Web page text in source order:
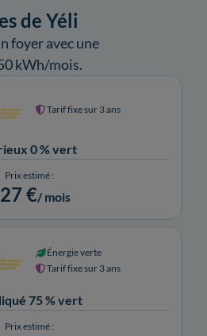
de Yéli
foyer avec une
kWh/mois.
0 % vert
Tarif fixe sur 3 ans
Prix estimé :
€/ mois
75 % vert
Énergie verte
Tarif fixe sur 3 ans
Prix estimé :